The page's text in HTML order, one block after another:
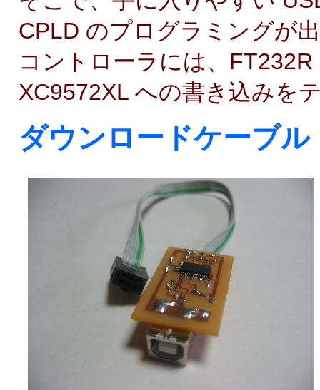
CPLD のプログラミングが
コントローラには、
XC9572XL への書き込みを
ダウンロードケーブル